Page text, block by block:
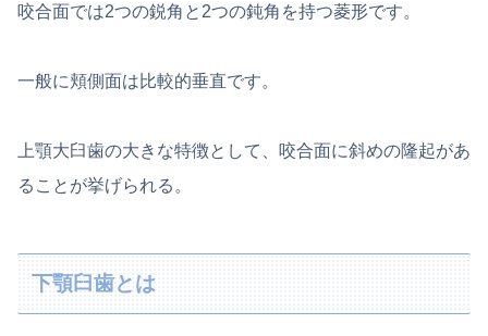
咬合面では2つの鋭角と2つの鈍角を持つ菱形です。
一般に頬側面は比較的垂直です。
上顎大臼歯の大きな特徴として、咬合面に斜めの隆起があ
ることが挙げられる。
下顎臼歯とは